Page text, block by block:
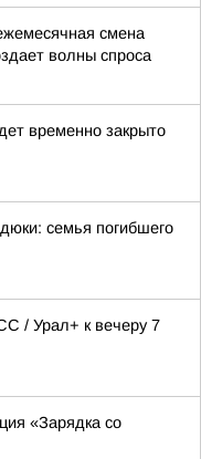
смена
волны спроса
временно закрыто
семья погибшего
/ Урал+ к вечеру 7
«Зарядка со